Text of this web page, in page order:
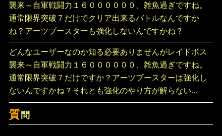
襲来～自軍戦闘力１６００００００、雑魚過ぎですね。
通常限界突破７だけでクリア出来るバトルなんですか
ね？アーツブースターも強化しないんですかね？
どんなユーザーなのか知る必要ありませんがレイドボス
襲来～自軍戦闘力１６００００００、雑魚過ぎですね。
通常限界突破７だけですか？アーツブースターは強化し
ないんですかね？それとも強化のやり方が解らない...
質 問